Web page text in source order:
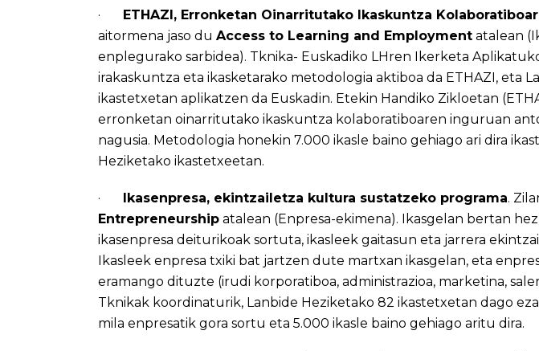
· ETHAZI, Erronketan Oinarritutako Ikaskuntza
aitormena jaso du Access to Learning and Employment atalean
enplegurako sarbidea). Tknika- Euskadiko LHren Ikerketa
irakaskuntza eta ikasketarako metodologia aktiboa da ETHAZI, eta
ikastetxetan aplikatzen da Euskadin. Etekin Handiko Zikloetan
erronketan oinarritutako ikaskuntza kolaboratiboaren inguruan
nagusia. Metodologia honekin 7.000 ikasle baino gehiago ari dira
Heziketako ikastetxeetan.
· Ikasenpresa, ekintzailetza kultura sustatzeko programa.
Entrepreneurship atalean (Enpresa-ekimena). Ikasgelan bertan
ikasenpresa deiturikoak sortuta, ikasleek gaitasun eta jarrera
Ikasleek enpresa txiki bat jartzen dute martxan ikasgelan, eta
eramango dituzte (irudi korporatiboa, administrazioa, marketina,
Tknikak koordinaturik, Lanbide Heziketako 82 ikastetxetan dago
mila enpresatik gora sortu eta 5.000 ikasle baino gehiago aritu dira.